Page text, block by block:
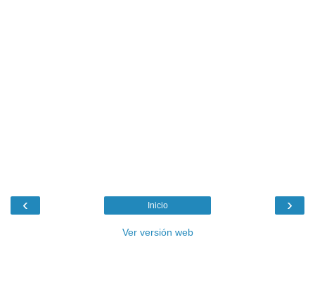
‹ ›
Inicio
Ver versión web